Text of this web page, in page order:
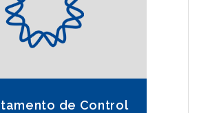
de Control